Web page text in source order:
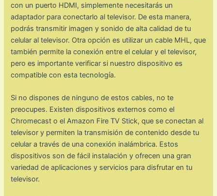
con un puerto HDMI, simplemente necesitarás un
adaptador para conectarlo al televisor. De esta manera,
podrás transmitir imagen y sonido de alta calidad de tu
celular al televisor. Otra opción es utilizar un cable MHL, que
también permite la conexión entre el celular y el televisor,
pero es importante verificar si nuestro dispositivo es
compatible con esta tecnología.
Si no dispones de ninguno de estos cables, no te
preocupes. Existen dispositivos externos como el
Chromecast o el Amazon Fire TV Stick, que se conectan al
televisor y permiten la transmisión de contenido desde tu
celular a través de una conexión inalámbrica. Estos
dispositivos son de fácil instalación y ofrecen una gran
variedad de aplicaciones y servicios para disfrutar en tu
televisor.